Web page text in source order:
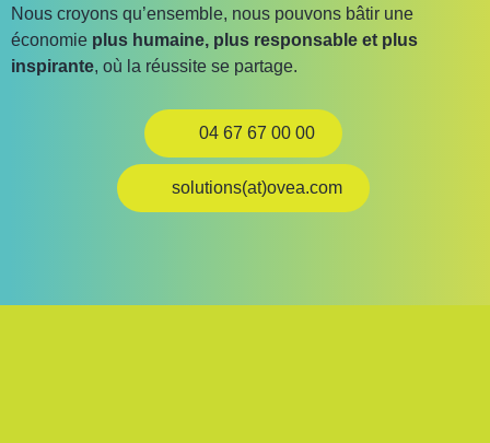
Nous croyons qu’ensemble, nous pouvons bâtir une
économie plus humaine, plus responsable et plus
inspirante, où la réussite se partage.
04 67 67 00 00
solutions(at)ovea.com